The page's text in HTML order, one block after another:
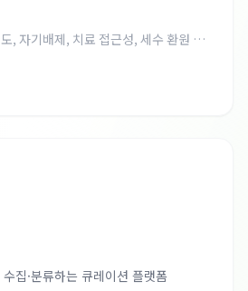
, 자기배제, 치료 접근성, 세수 환원 종
집·분류하는 큐레이션 플랫폼